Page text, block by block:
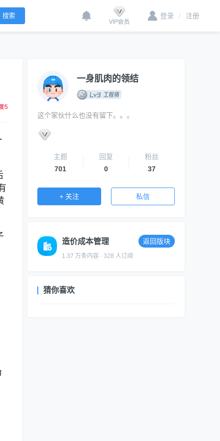
登录 / 注册
一身肌肉的领结
这个家伙什么也没有留下。。。
主题
701
回复
0
粉丝
37
+ 关注 私信
造价成本管理 返回版块
1.37 万条内容 · 328 人订阅
猜你喜欢